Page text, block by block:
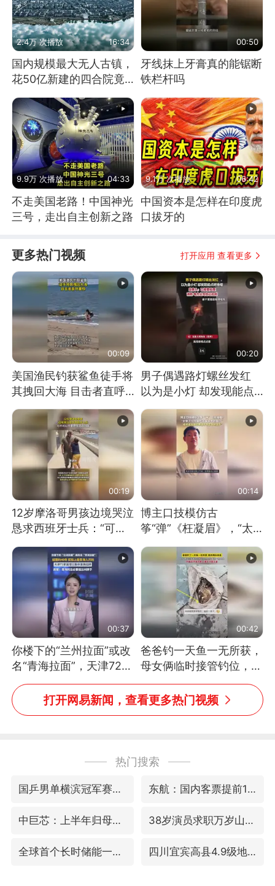
2.4万 次播放 16:34
国内规模最大无人古镇，
花50亿新建的四合院竟
00:50
牙线抹上牙膏真的能锯断
铁栏杆吗
9.9万 次播放 04:33
不走美国老路！中国神光
三号，走出自主创新之路
9.1万 次播放 06:42
中国资本是怎样在印度虎
口拔牙的
更多热门视频 打开应用 查看更多
00:09
美国渔民钓获鲨鱼徒手将
其拽回大海 目击者直呼
震惊 （视频来源：参考
消息）
00:20
男子偶遇路灯螺丝发红
以为是小灯 却发现能点
燃香烟 当事人：已报警
处理
00:19
12岁摩洛哥男孩边境哭泣
恳求西班牙士兵：“可不
可以不要把我遣返回国”
00:14
博主口技模仿古
筝“弹”《枉凝眉》，“太
像了～你是吃古筝长大的
吗？”“或将成为首位考级
不带古筝的选手。”（来
源：新华每日电讯）
00:37
你楼下的“兰州拉面”或改
名“青海拉面”，天津72家
面馆已集体更换招牌
00:42
爸爸钓一天鱼一无所获，
母女俩临时接管钓位，用
玩具鱼竿钓上大鱼
打开网易新闻，查看更多热门视频
热门搜索
国乒男单横滨冠军赛全军覆没 东航：国内客票提前14天免费退改
中巨芯：上半年归母净利润1405.77万元 38岁演员求职万岁山NPC成功
全球首个长时储能一体化产业园量产 四川宜宾高县4.9级地震致1死